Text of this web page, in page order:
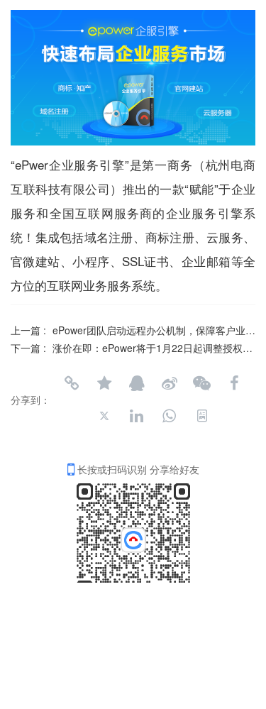
“ePwer企业服务引擎”是第一商务（杭州电商
互联科技有限公司）推出的一款“赋能”于企业
服务和全国互联网服务商的企业服务引擎系
统！集成包括域名注册、 商标注册、云服务、
官微建站、小程序、SSL证书、企业邮箱等全
方位的互联网业务服务系统。
上一篇 : ePower团队启动远程办公机制，保障客户业务正常运行
下一篇 : 涨价在即：ePower将于1月22日起调整授权价格！
分享到：
长按或扫码识别 分享给好友